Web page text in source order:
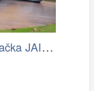
Zahradní houpačka JAIRA Tempo Kondela